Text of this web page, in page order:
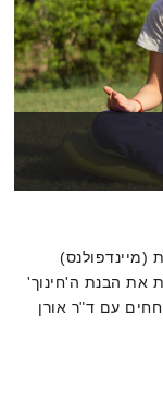
(מיינדפולנס)
את הבנת ה'חינוך'
עם ד"ר אורן